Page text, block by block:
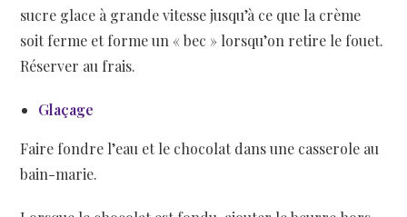
sucre glace à grande vitesse jusqu’à ce que la crème
soit ferme et forme un « bec » lorsqu’on retire le fouet.
Réserver au frais.
Glaçage
Faire fondre l’eau et le chocolat dans une casserole au
bain-marie.